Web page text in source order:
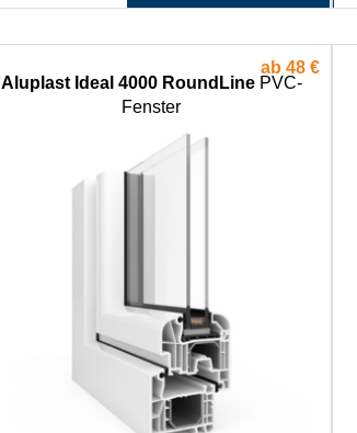
ab 48 €
Aluplast Ideal 4000 RoundLinePVC-
Fenster